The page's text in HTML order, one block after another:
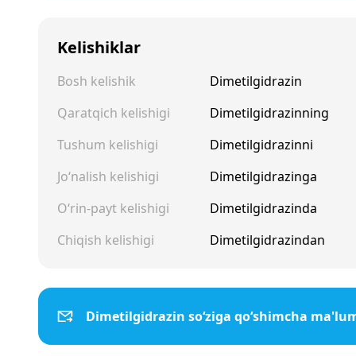
Kelishiklar
Bosh kelishik
Dimetilgidrazin
Qaratqich kelishigi
Dimetilgidrazinning
Tushum kelishigi
Dimetilgidrazinni
Jo‘nalish kelishigi
Dimetilgidrazinga
O‘rin-payt kelishigi
Dimetilgidrazinda
Chiqish kelishigi
Dimetilgidrazindan
Dimetilgidrazin so‘ziga qo‘shimcha